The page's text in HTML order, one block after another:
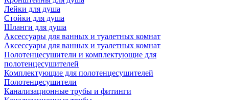
Лейки для душа
Стойки для душа
Шланги для душа
Аксессуары для ванных и туалетных комнат
Аксессуары для ванных и туалетных комнат
Полотенцесушители и комплектующие для
полотенцесушителей
Комплектующие для полотенцесушителей
Полотенцесушители
Канализационные трубы и фитинги